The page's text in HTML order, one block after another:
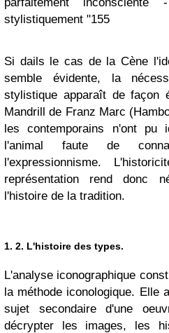
stylistiquement "155
Si dails le cas de la Cène
semble évidente, la
stylistique apparaît de façon
Mandrill de Franz Marc
les contemporains n'ont pu
l'animal faute de
l'expressionnisme.
représentation rend donc
l'histoire de la tradition.
1. 2. L'histoire des types.
L'analyse iconographique
la méthode iconologique. Elle
sujet secondaire d'une
décrypter les images, les